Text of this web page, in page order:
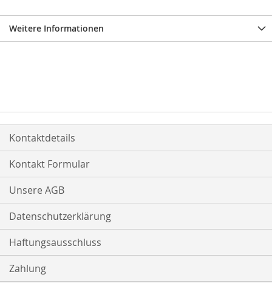
Weitere Informationen
Kontaktdetails
Kontakt Formular
Unsere AGB
Datenschutzerklärung
Haftungsausschluss
Zahlung